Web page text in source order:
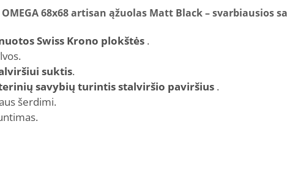
68x68 artisan ąžuolas Matt Black – svarbiausios
Swiss Krono plokštės .
suktis.
savybių turintis stalviršio paviršius .
šerdimi.